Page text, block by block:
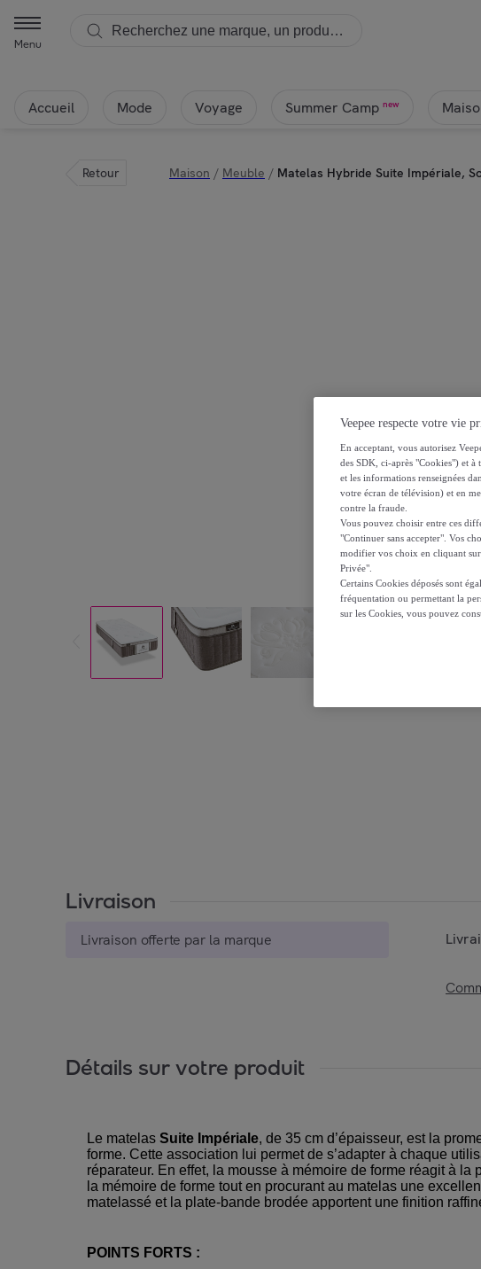
Menu
Accueil Mode Voyage Summer Camp new
Retour Maison / Meuble / Matelas Hybride Suite Impériale,
Livraison
Livraison offerte par la marque
Détails sur votre produit
Le matelas Suite Impériale, de 35 cm d’épaisseur, est la
forme. Cette association lui permet de s’adapter à chaque
réparateur. En effet, la mousse à mémoire de forme réagit à
la mémoire de forme tout en procurant au matelas une
matelassé et la plate-bande brodée apportent une finition
POINTS FORTS :
Veepee respecte votre vie
En acceptant, vous autorisez
des SDK, ci-après "Cookies") et à
et les informations renseignées
votre écran de télévision) et en
contre la fraude.
Vous pouvez choisir entre ces
"Continuer sans accepter". Vos
modifier vos choix en cliquant
Privée".
Certains Cookies déposés sont
fréquentation ou permettant la
sur les Cookies, vous pouvez